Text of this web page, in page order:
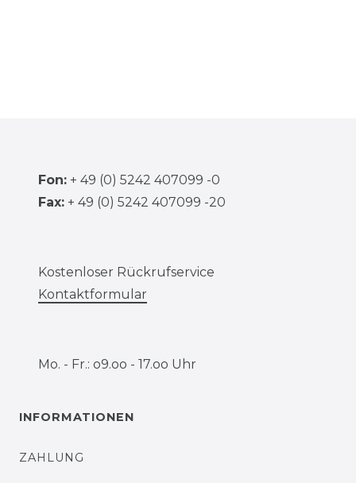
Fon: + 49 (0) 5242 407099 -0
Fax: + 49 (0) 5242 407099 -20
Kostenloser Rückrufservice
Kontaktformular
Mo. - Fr.: o9.oo - 17.oo Uhr
INFORMATIONEN
ZAHLUNG